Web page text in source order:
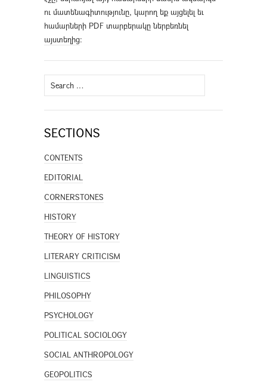
ու մատենագիտությունը, կարող եք այցելել եւ
համարների PDF տարբերակը ներբեռնել
այստեղից։
Search
for:
SECTIONS
CONTENTS
EDITORIAL
CORNERSTONES
HISTORY
THEORY OF HISTORY
LITERARY CRITICISM
LINGUISTICS
PHILOSOPHY
PSYCHOLOGY
POLITICAL SOCIOLOGY
SOCIAL ANTHROPOLOGY
GEOPOLITICS